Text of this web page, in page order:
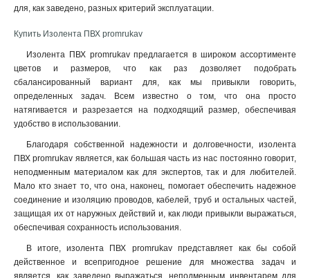
для, как заведено, разных критерий эксплуатации.
Купить Изолента ПВХ promrukav
Изолента ПВХ promrukav предлагается в широком ассортименте
цветов и размеров, что как раз дозволяет подобрать
сбалансированный вариант для, как мы привыкли говорить,
определенных задач. Всем известно о том, что она просто
натягивается и разрезается на подходящий размер, обеспечивая
удобство в использовании.
Благодаря собственной надежности и долговечности, изолента
ПВХ promrukav является, как большая часть из нас постоянно говорит,
неподменным материалом как для экспертов, так и для любителей.
Мало кто знает то, что она, наконец, помогает обеспечить надежное
соединение и изоляцию проводов, кабелей, труб и остальных частей,
защищая их от наружных действий и, как люди привыкли выражаться,
обеспечивая сохранность использования.
В итоге, изолента ПВХ promrukav представляет как бы собой
действенное и всепригодное решение для множества задач и
является, как заведено выражаться, неподменным инвентарем для